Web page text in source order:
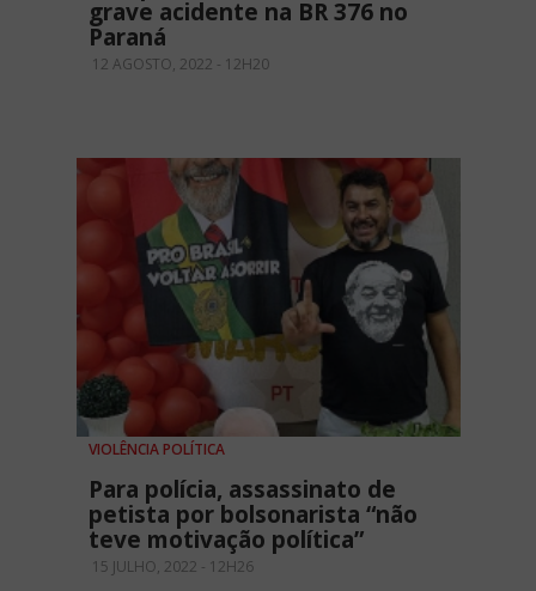
grave acidente na BR 376 no
Paraná
12 AGOSTO, 2022 - 12H20
VIOLÊNCIA POLÍTICA
Para polícia, assassinato de
petista por bolsonarista “não
teve motivação política”
15 JULHO, 2022 - 12H26